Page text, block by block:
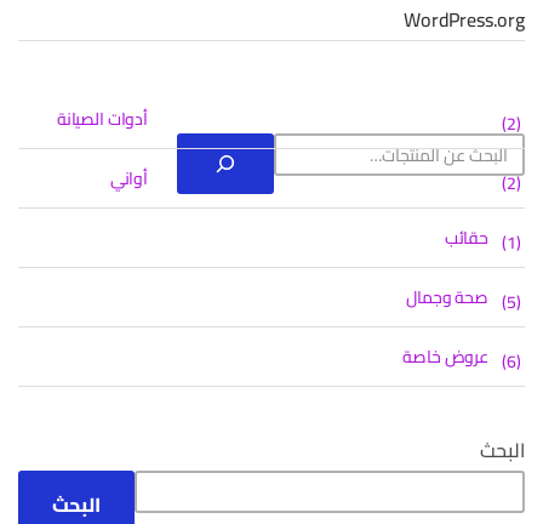
WordPress.org
أدوات الصيانة 2
2
منتجات
أواني 2
2
منتجات
حقائب 1
منتج
واحدصحة وجمال 5
5
منتجات
عروض خاصة 6
6
منتجات
البحث
البحث